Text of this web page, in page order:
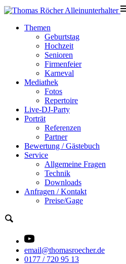
Themen
Geburtstag
Hochzeit
Senioren
Firmenfeier
Karneval
Mediathek
Fotos
Repertoire
Live-DJ-Party
Porträt
Referenzen
Partner
Bewertung / Gästebuch
Service
Allgemeine Fragen
Technik
Downloads
Anfragen / Kontakt
Preise/Gage
email@thomasroecher.de
0177 / 720 95 13